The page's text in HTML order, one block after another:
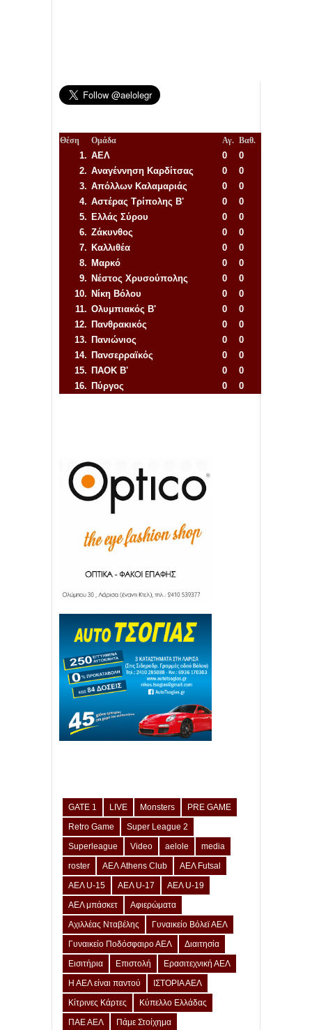
Θέση Ομάδα Αγ. Βαθ.
1. ΑΕΛ 0
0
2. Αναγέννηση Καρδίτσας 0
0
3. Απόλλων Καλαμαριάς 0
0
4. Αστέρας Τρίπολης Β' 0
0
5. Ελλάς Σύρου 0
0
6. Ζάκυνθος 0
0
7. Καλλιθέα 0
0
8. Μαρκό 0
0
9. Νέστος Χρυσούπολης 0
0
10. Νίκη Βόλου 0
0
11. Ολυμπιακός Β' 0
0
12. Πανθρακικός 0
0
13. Πανιώνιος 0
0
14. Πανσερραϊκός 0
0
15. ΠΑΟΚ Β' 0
0
16. Πύργος 0
0
GATE 1 LIVE Monsters
PRE GAME
Retro Game
Super League 2
Superleague
Video aelole
media
roster
ΑΕΛ Athens Club
ΑΕΛ Futsal
ΑΕΛ U-15
ΑΕΛ U-17
ΑΕΛ U-19
ΑΕΛ μπάσκετ
Αφιερώματα
Αχιλλέας Νταβέλης
Γυναικείο Βόλεϊ ΑΕΛ
Γυναικείο Ποδόσφαιρο ΑΕΛ
Διαιτησία
Εισιτήρια
Επιστολή
Ερασιτεχνική ΑΕΛ
Η ΑΕΛ είναι παντού
ΙΣΤΟΡΙΑ ΑΕΛ
Κίτρινες Κάρτες
Κύπελλο Ελλάδας
ΠΑΕ ΑΕΛ
Πάμε Στοίχημα